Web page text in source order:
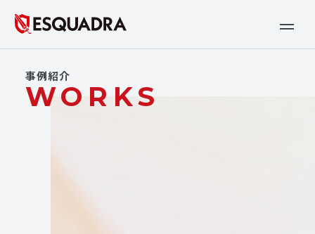
事例紹介
WORKS